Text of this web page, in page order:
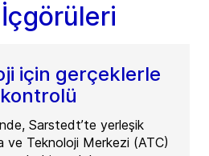
için gerçeklerle
Sarstedt’te yerleşik
ve Teknoloji Merkezi (ATC)